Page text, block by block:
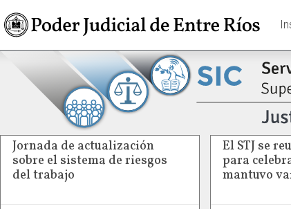
Jornada de actualización
sobre el sistema de riesgos
del trabajo
El STJ se
para
mantuvo